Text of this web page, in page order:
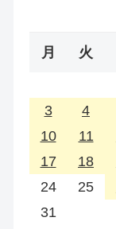
月 火
3
4
10
11
17
18
24
25
31